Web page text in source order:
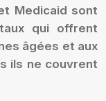
Medicaid sont
qui offrent
âgées et aux
ils ne couvrent